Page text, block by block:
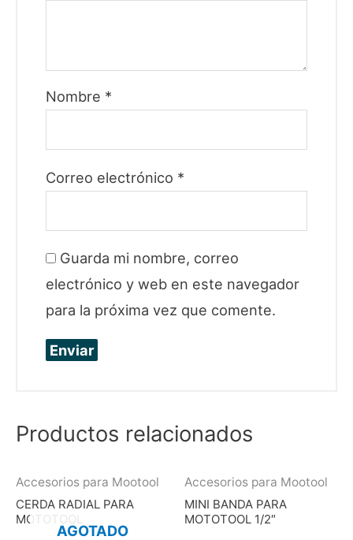
Nombre *
Correo electrónico *
Guarda mi nombre, correo
electrónico y web en este navegador
para la próxima vez que comente.
Productos relacionados
Accesorios para Mootool
CERDA RADIAL PARA
MOTOTOOL
Accesorios para Mootool
MINI BANDA PARA
MOTOTOOL 1/2″
AGOTADO